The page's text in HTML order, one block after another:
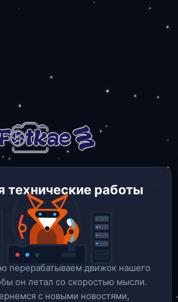
технические работы
перерабатываем движок нашего
он летал со скоростью мысли.
c новыми новостями,